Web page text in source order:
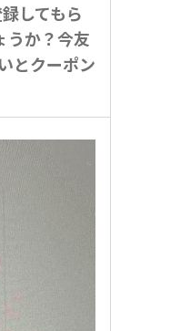
してもら
うか？今友
とクーポン